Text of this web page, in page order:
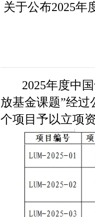
关于公布2025年
2025年度中
放基金课题”经过
个项目予以立项